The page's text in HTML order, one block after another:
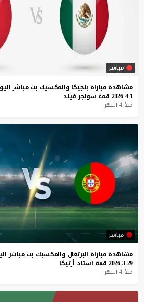
مباشر
مشاهدة مباراة بلجيكا والمكسيك بث مباشر
1-4-2026
قمة سولجر فيلد
منذ 4 أشهر
مباشر
مشاهدة مباراة البرتغال والمكسيك بث مباشر
29-3-2026
قمة استاد أزتيكا
منذ 4 أشهر